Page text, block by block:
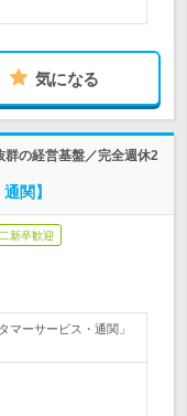
気になる
群の経営基盤／完全週休2
関】
新卒歓迎
マーサービス・通関」